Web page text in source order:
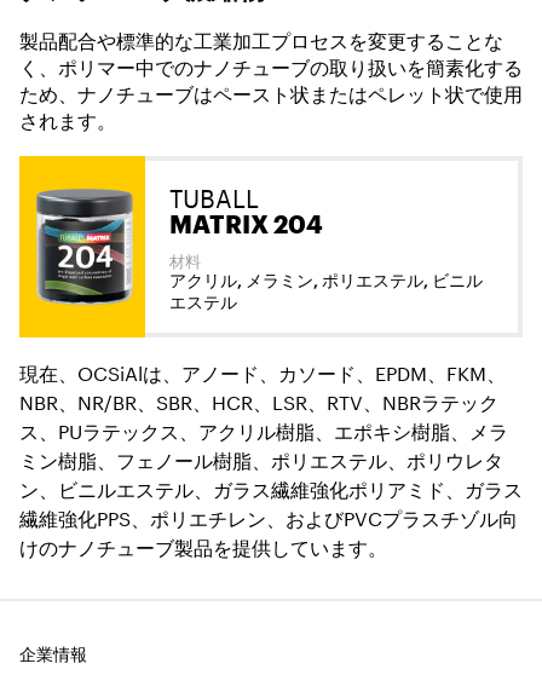
製品配合や標準的な工業加工プロセスを変更することな
く、ポリマー中でのナノチューブの取り扱いを簡素化する
ため、ナノチューブはペースト状またはペレット状で使用
されます。
TUBALL
MATRIX 204
材料
アクリル, メラミン, ポリエステル, ビニル
エステル
現在、OCSiAlは、アノード、カソード、EPDM、FKM、
NBR、NR/BR、SBR、HCR、LSR、RTV、NBRラテック
ス、PUラテックス、アクリル樹脂、エポキシ樹脂、メラ
ミン樹脂、フェノール樹脂、ポリエステル、ポリウレタ
ン、ビニルエステル、ガラス繊維強化ポリアミド、ガラス
繊維強化PPS、ポリエチレン、およびPVCプラスチゾル向
けのナノチューブ製品を提供しています。
企業情報